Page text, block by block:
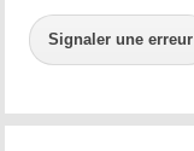
Signaler une erreur